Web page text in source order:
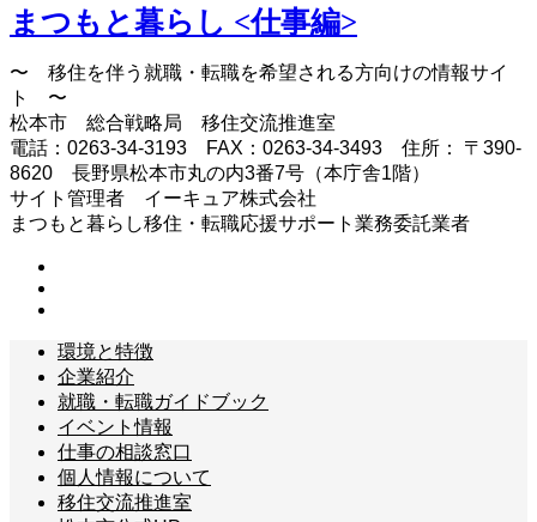
まつもと暮らし <仕事編>
〜 移住を伴う就職・転職を希望される方向けの情報サイ
ト 〜
松本市 総合戦略局 移住交流推進室
電話：0263-34-3193 FAX：0263-34-3493 住所： 〒390-
8620 長野県松本市丸の内3番7号（本庁舎1階）
サイト管理者 イーキュア株式会社
まつもと暮らし移住・転職応援サポート業務委託業者
環境と特徴
企業紹介
就職・転職ガイドブック
イベント情報
仕事の相談窓口
個人情報について
移住交流推進室